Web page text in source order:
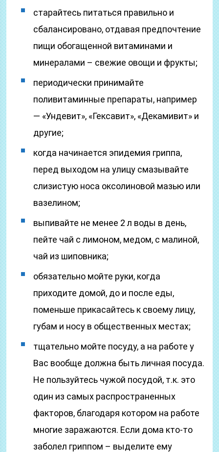
старайтесь питаться правильно и
сбалансировано, отдавая предпочтение
пищи обогащенной витаминами и
минералами – свежие овощи и фрукты;
периодически принимайте
поливитаминные препараты, например
— «Ундевит», «Гексавит», «Декамивит» и
другие;
когда начинается эпидемия гриппа,
перед выходом на улицу смазывайте
слизистую носа оксолиновой мазью или
вазелином;
выпивайте не менее 2 л воды в день,
пейте чай с лимоном, медом, с малиной,
чай из шиповника;
обязательно мойте руки, когда
приходите домой, до и после еды,
поменьше прикасайтесь к своему лицу,
губам и носу в общественных местах;
тщательно мойте посуду, а на работе у
Вас вообще должна быть личная посуда.
Не пользуйтесь чужой посудой, т.к. это
один из самых распространенных
факторов, благодаря котором на работе
многие заражаются. Если дома кто-то
заболел гриппом – выделите ему